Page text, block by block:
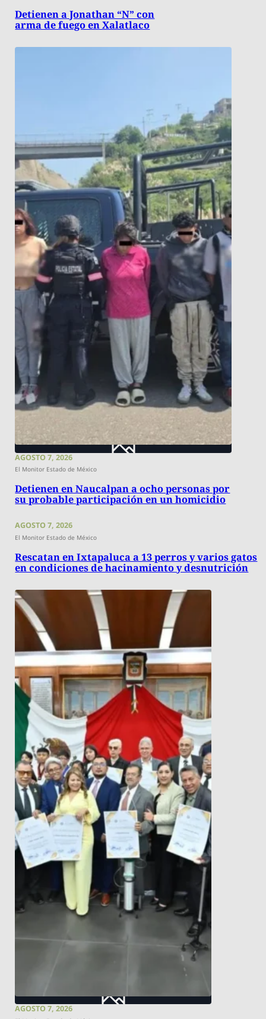
Detienen a Jonathan “N” con
arma de fuego en Xalatlaco
AGOSTO 7, 2026
El Monitor Estado de México
Detienen en Naucalpan a ocho personas por
su probable participación en un homicidio
AGOSTO 7, 2026
El Monitor Estado de México
Rescatan en Ixtapaluca a 13 perros y varios gatos
en condiciones de hacinamiento y desnutrición
AGOSTO 7, 2026